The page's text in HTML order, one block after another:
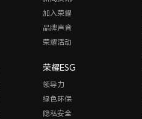
加入荣耀
品牌声音
荣耀活动
荣耀ESG
领导力
绿色环保
隐私安全